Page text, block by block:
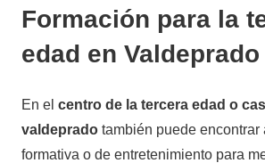
Formación para la
edad en Valdeprado
En el centro de la tercera edad o
valdeprado también puede encontrar
formativa o de entretenimiento para